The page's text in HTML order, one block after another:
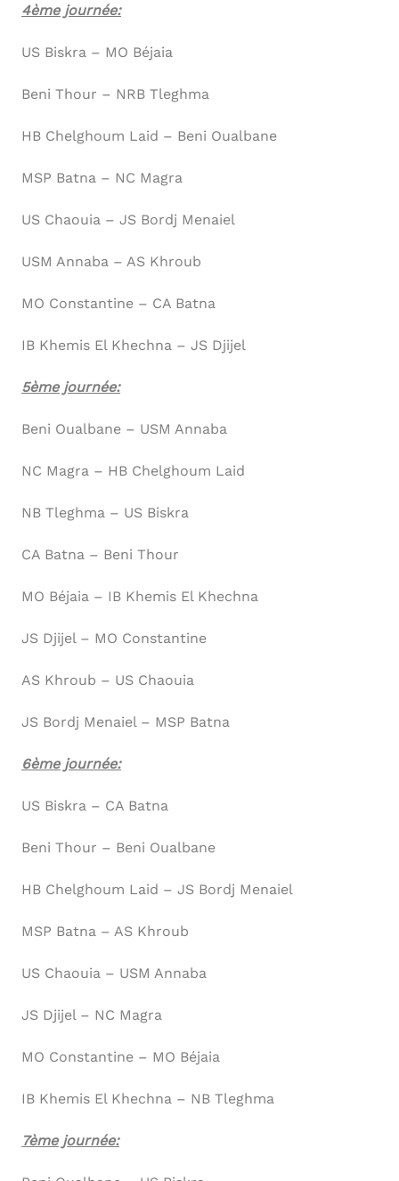
4ème journée:
US Biskra – MO Béjaia
Beni Thour – NRB Tleghma
HB Chelghoum Laid – Beni Oualbane
MSP Batna – NC Magra
US Chaouia – JS Bordj Menaiel
USM Annaba – AS Khroub
MO Constantine – CA Batna
IB Khemis El Khechna – JS Djijel
5ème journée:
Beni Oualbane – USM Annaba
NC Magra – HB Chelghoum Laid
NB Tleghma – US Biskra
CA Batna – Beni Thour
MO Béjaia – IB Khemis El Khechna
JS Djijel – MO Constantine
AS Khroub – US Chaouia
JS Bordj Menaiel – MSP Batna
6ème journée:
US Biskra – CA Batna
Beni Thour – Beni Oualbane
HB Chelghoum Laid – JS Bordj Menaiel
MSP Batna – AS Khroub
US Chaouia – USM Annaba
JS Djijel – NC Magra
MO Constantine – MO Béjaia
IB Khemis El Khechna – NB Tleghma
7ème journée: